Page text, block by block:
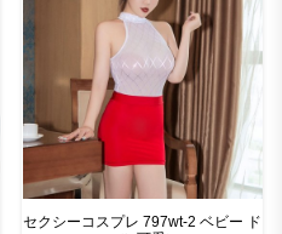
セクシーコスプレ 797wt-2 ベビー ド